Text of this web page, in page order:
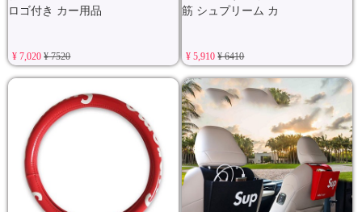
ロゴ付き カー用品
¥ 7,020¥ 7520
筋 シュプリーム カ
¥ 5,910¥ 6410